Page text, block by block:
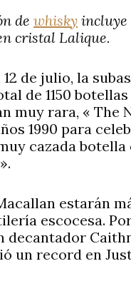
de whisky incluye
cristal Lalique.
de julio, la
de 1150
muy rara, « The
1990 para
cazada
estarán
escocesa.
decantador
un record en